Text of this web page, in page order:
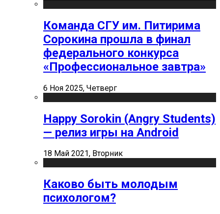
Команда СГУ им. Питирима
Сорокина прошла в финал
федерального конкурса
«Профессиональное завтра»
6 Ноя 2025, Четверг
Happy Sorokin (Angry Students)
— релиз игры на Android
18 Май 2021, Вторник
Каково быть молодым
психологом?